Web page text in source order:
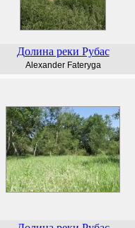
Долина реки Рубас
Alexander Fateryga